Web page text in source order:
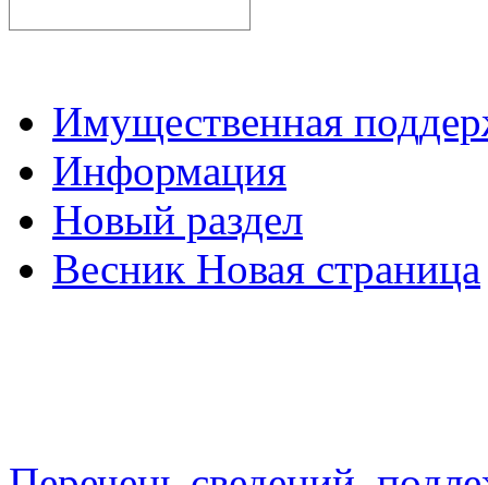
Имущественная
Информация
Новый раздел
Весник Новая страница